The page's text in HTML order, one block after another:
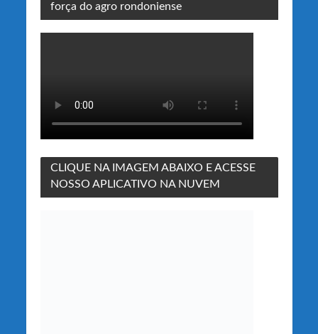
força do agro rondoniense
CLIQUE NA IMAGEM ABAIXO E ACESSE
NOSSO APLICATIVO NA NUVEM